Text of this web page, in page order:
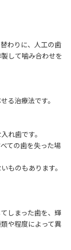
わりに、人工の歯
して噛み合わせを
る治療法です。
れ歯です。
ての歯を失った場
ものもあります。
しまった歯を、輝
や程度によって異